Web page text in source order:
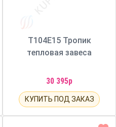
Т104E15 Тропик
тепловая завеса
30 395р
КУПИТЬ ПОД ЗАКАЗ